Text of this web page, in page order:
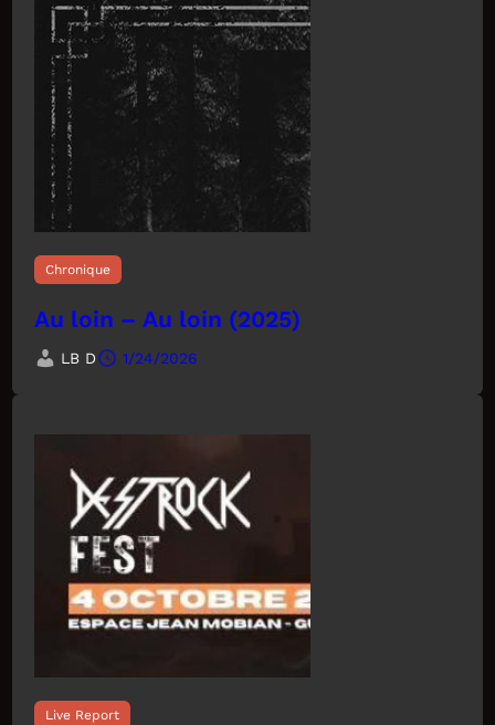
Chronique
Au loin – Au loin (2025)
LB D 1/24/2026
Live Report